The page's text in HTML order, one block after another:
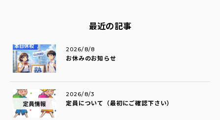
最近の記事
お休みのお知らせ
2026/8/8
定員について（最初にご確認下さい）
2026/8/3